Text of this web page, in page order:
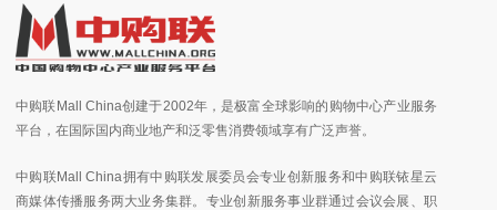
中购联Mall China创建于2002年，是极富全球影响的购物中心产业服务
平台，在国际国内商业地产和泛零售消费领域享有广泛声誉。
中购联Mall China拥有中购联发展委员会专业创新服务和中购联铱星云
商媒体传播服务两大业务集群。专业创新服务事业群通过会议会展、职